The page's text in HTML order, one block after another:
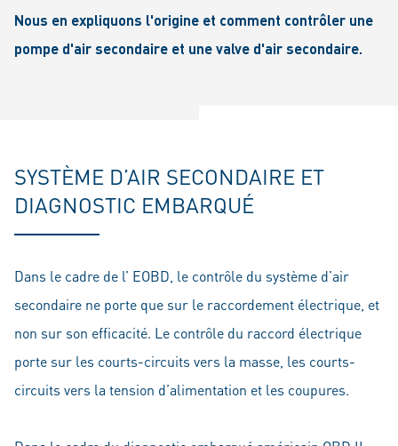
Nous en expliquons l'origine et comment contrôler une
pompe d'air secondaire et une valve d'air secondaire.
SYSTÈME D’AIR SECONDAIRE ET
DIAGNOSTIC EMBARQUÉ
Dans le cadre de l’ EOBD, le contrôle du système d’air
secondaire ne porte que sur le raccordement électrique, et
non sur son efficacité. Le contrôle du raccord électrique
porte sur les courts-circuits vers la masse, les courts-
circuits vers la tension d’alimentation et les coupures.